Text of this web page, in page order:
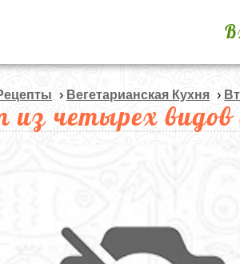
› Вегетарианская Кухня ›
из четырех видов